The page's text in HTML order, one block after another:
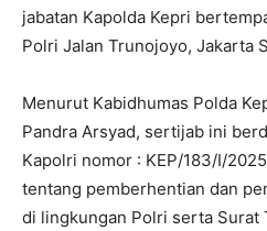
jabatan Kapolda Kepri
Polri Jalan Trunojoyo, Jakarta
Menurut Kabidhumas Polda
Pandra Arsyad, sertijab ini
Kapolri nomor : KEP/183/I/
tentang pemberhentian dan
di lingkungan Polri serta Surat